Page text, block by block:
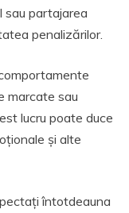
sau partajarea
penalizărilor.
marcate sau
lucru poate duce
și alte
întotdeauna